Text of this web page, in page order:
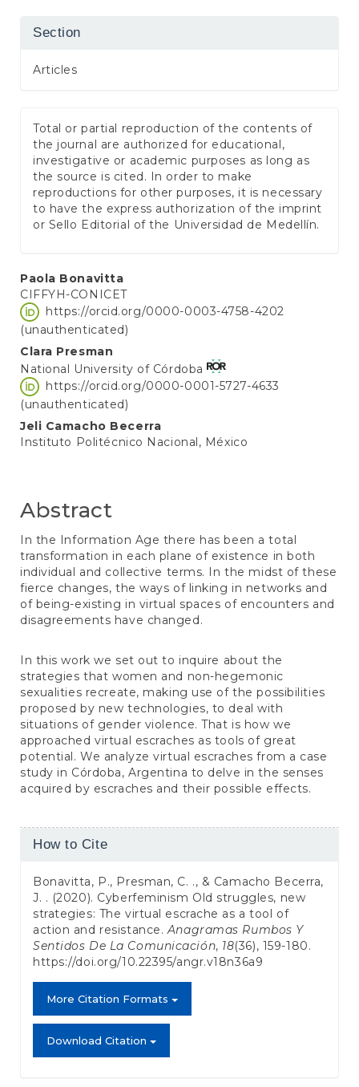
Section
Articles
Total or partial reproduction of the contents of
the journal are authorized for educational,
investigative or academic purposes as long as
the source is cited. In order to make
reproductions for other purposes, it is necessary
to have the express authorization of the imprint
or Sello Editorial of the Universidad de Medellín.
Main
Article
Content
Paola Bonavitta
CIFFYH-CONICET
https://orcid.org/0000-0003-4758-4202
(unauthenticated)
Clara Presman
National University of Córdoba
https://orcid.org/0000-0001-5727-4633
(unauthenticated)
Jeli Camacho Becerra
Instituto Politécnico Nacional, México
Abstract
In the Information Age there has been a total
transformation in each plane of existence in both
individual and collective terms. In the midst of these
fierce changes, the ways of linking in networks and
of being-existing in virtual spaces of encounters and
disagreements have changed.
In this work we set out to inquire about the
strategies that women and non-hegemonic
sexualities recreate, making use of the possibilities
proposed by new technologies, to deal with
situations of gender violence. That is how we
approached virtual escraches as tools of great
potential. We analyze virtual escraches from a case
study in Córdoba, Argentina to delve in the senses
acquired by escraches and their possible effects.
Article
How to Cite
Bonavitta, P., Presman, C. ., & Camacho Becerra,
J. . (2020). Cyberfeminism Old struggles, new
strategies: The virtual escrache as a tool of
action and resistance.Anagramas Rumbos Y
Sentidos De La Comunicación, 18(36), 159-180.
https://doi.org/10.22395/angr.v18n36a9
More Citation Formats
Download Citation